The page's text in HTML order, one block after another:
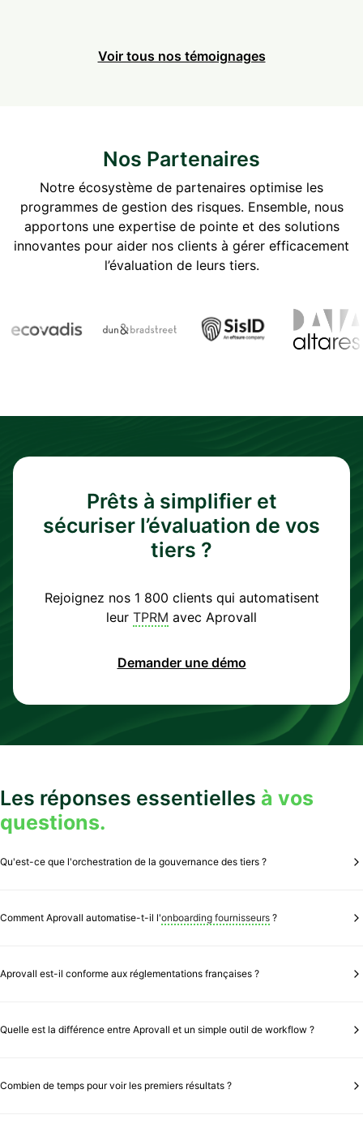
Voir tous nos témoignages
Nos Partenaires
Notre écosystème de partenaires optimise les
programmes de gestion des risques. Ensemble, nous
apportons une expertise de pointe et des solutions
innovantes pour aider nos clients à gérer efficacement
l’évaluation de leurs tiers.
Prêts à simplifier et
sécuriser l’évaluation de vos
tiers ?
Rejoignez nos 1 800 clients qui automatisent
leur TPRM avec Aprovall
Demander une démo
Les réponses essentielles à vos
questions.
Qu'est-ce que l'orchestration de la gouvernance des tiers ?
l’ensemble des processus
TPRM
(onboarding, évaluation, monitoring,
offboarding) et à déclencher les bonnes actions au bon moment selon le
Comment Aprovall automatise-t-il l'onboarding fournisseurs ?
profil du fournisseur. La collecte de documents est automatisée via un portail
dédié, les validations sont orchestrées selon vos règles métier, et l’intégration
Aprovall est-il conforme aux réglementations françaises ?
RGPD. La solution couvre nativement
, devoir de vigilance, Sapin II
NIS2
, DORA et autres réglementations européennes.
Quelle est la différence entre Aprovall et un simple outil de workflow ?
adapté. Nous intégrons nativement les sources de données externes (scores
financiers, cyber,
ESG
), automatisons les décisions de risque et offrons un
Combien de temps pour voir les premiers résultats ?